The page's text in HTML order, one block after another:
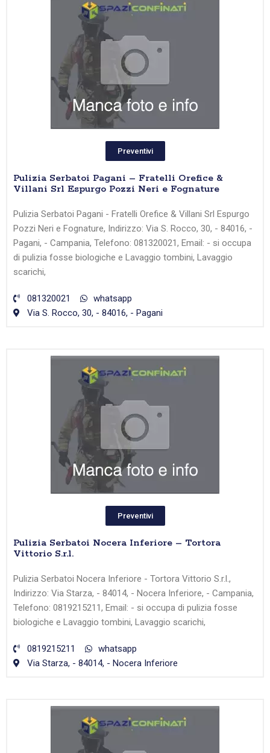
Preventivi
Pulizia Serbatoi Pagani – Fratelli Orefice &
Villani Srl Espurgo Pozzi Neri e Fognature
Pulizia Serbatoi Pagani - Fratelli Orefice & Villani Srl Espurgo
Pozzi Neri e Fognature, Indirizzo: Via S. Rocco, 30, - 84016, -
Pagani, - Campania, Telefono: 081320021, Email: - si occupa
di pulizia fosse biologiche e Lavaggio tombini, Lavaggio
scarichi,
081320021
whatsapp
Via S. Rocco, 30, - 84016, - Pagani
Preventivi
Pulizia Serbatoi Nocera Inferiore – Tortora
Vittorio S.r.l.
Pulizia Serbatoi Nocera Inferiore - Tortora Vittorio S.r.l.,
Indirizzo: Via Starza, - 84014, - Nocera Inferiore, - Campania,
Telefono: 0819215211, Email: - si occupa di pulizia fosse
biologiche e Lavaggio tombini, Lavaggio scarichi,
0819215211
whatsapp
Via Starza, - 84014, - Nocera Inferiore